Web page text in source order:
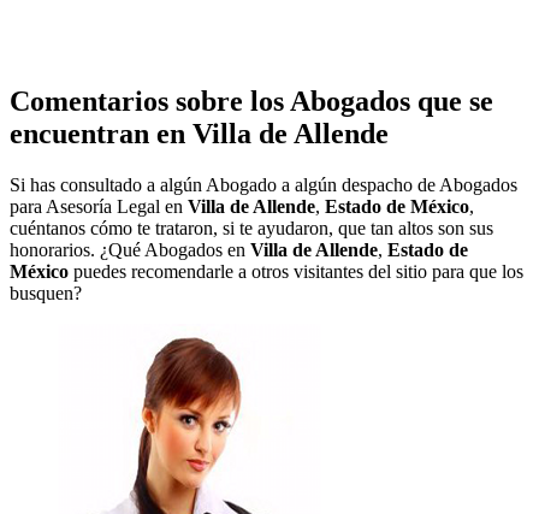
Comentarios sobre los Abogados que se
encuentran en Villa de Allende
Si has consultado a algún Abogado a algún despacho de Abogados
para Asesoría Legal en Villa de Allende, Estado de México,
cuéntanos cómo te trataron, si te ayudaron, que tan altos son sus
honorarios. ¿Qué Abogados en Villa de Allende, Estado de
México puedes recomendarle a otros visitantes del sitio para que los
busquen?